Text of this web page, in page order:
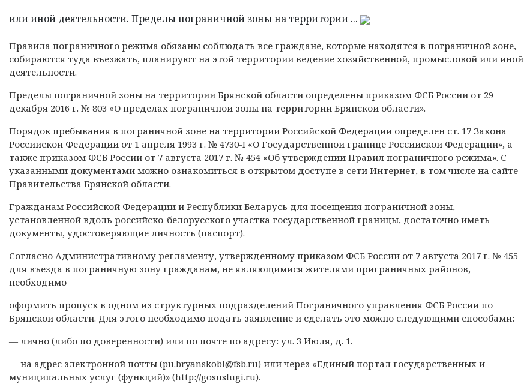
или иной деятельности. Пределы пограничной зоны на территории ...
Правила пограничного режима обязаны соблюдать все граждане, которые находятся в пограничной зоне,
собираются туда въезжать, планируют на этой территории ведение хозяйственной, промысловой или иной
деятельности.
Пределы пограничной зоны на территории Брянской области определены приказом ФСБ России от 29
декабря 2016 г. № 803 «О пределах пограничной зоны на территории Брянской области».
Порядок пребывания в пограничной зоне на территории Российской Федерации определен ст. 17 Закона
Российской Федерации от 1 апреля 1993 г. № 4730-I «О Государственной границе Российской Федерации», а
также приказом ФСБ России от 7 августа 2017 г. № 454 «Об утверждении Правил пограничного режима». С
указанными документами можно ознакомиться в открытом доступе в сети Интернет, в том числе на сайте
Правительства Брянской области.
Гражданам Российской Федерации и Республики Беларусь для посещения пограничной зоны,
установленной вдоль российско-белорусского участка государственной границы, достаточно иметь
документы, удостоверяющие личность (паспорт).
Согласно Административному регламенту, утвержденному приказом ФСБ России от 7 августа 2017 г. № 455
для въезда в пограничную зону гражданам, не являющимися жителями приграничных районов,
необходимо
оформить пропуск в одном из структурных подразделений Пограничного управления ФСБ России по
Брянской области. Для этого необходимо подать заявление и сделать это можно следующими способами:
— лично (либо по доверенности) или по почте по адресу: ул. 3 Июля, д. 1.
— на адрес электронной почты (pu.bryanskobl@fsb.ru) или через «Единый портал государственных и
муниципальных услуг (функций)» (http://gosuslugi.ru).